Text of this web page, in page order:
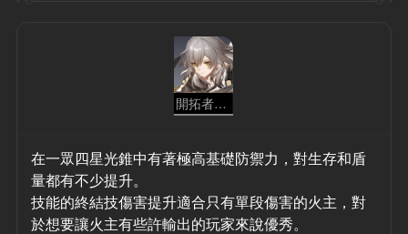
開拓者 - 存護
在一眾四星光錐中有著極高基礎防禦力，對生存和盾
量都有不少提升。
技能的終結技傷害提升適合只有單段傷害的火主，對
於想要讓火主有些許輸出的玩家來說優秀。